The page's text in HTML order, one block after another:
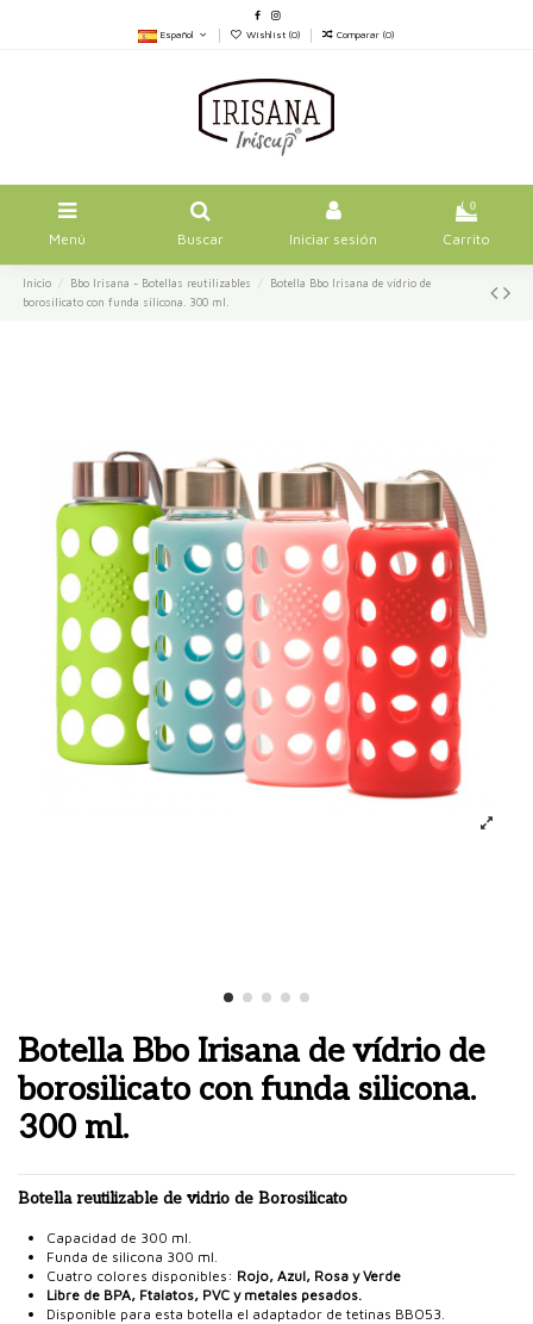
Español Wishlist (0) Comparar (0)
Menú Buscar Iniciar sesión
0
Carrito
Inicio Bbo Irisana - Botellas reutilizables
Botella Bbo Irisana de vídrio de
borosilicato con funda silicona. 300 ml.
Botella Bbo Irisana de vídrio de
borosilicato con funda silicona.
300 ml.
Botellareutilizable de vidrio de Borosilicato
Capacidad de 300 ml.
Funda de silicona 300 ml.
Cuatro colores disponibles: Rojo, Azul, Rosa y Verde
Libre de BPA, Ftalatos, PVC y metales pesados.
Disponible para esta botella el adaptador de tetinas BBO53.